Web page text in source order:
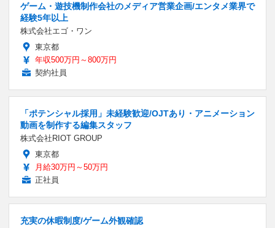
ゲーム・遊技機制作会社のメディア営業企画/エンタメ業界で
経験5年以上
株式会社エゴ・ワン
東京都
年収500万円～800万円
契約社員
「ポテンシャル採用」未経験歓迎/OJTあり・アニメーション
動画を制作する編集スタッフ
株式会社RIOT GROUP
東京都
月給30万円～50万円
正社員
充実の休暇制度/ゲーム外観確認